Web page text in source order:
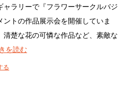
ラリーで『フラワーサークルバジ
トの作品展示会を開催していま
楚な花の可憐な作品など、素敵な
を読む
る